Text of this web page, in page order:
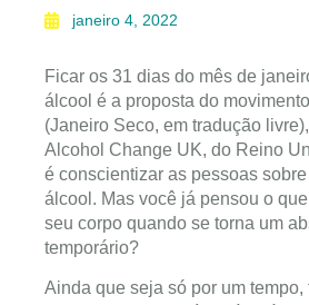
janeiro 4, 2022
Ficar os 31 dias do mês de
álcool é a proposta do movimento
(Janeiro Seco, em tradução
Alcohol Change UK, do Reino
é conscientizar as pessoas
álcool. Mas você já pensou o
seu corpo quando se torna um
temporário?
Ainda que seja só por um tempo,